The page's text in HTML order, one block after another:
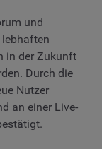
und
lebhaften
in der Zukunft
Durch die
Nutzer
an einer Live-